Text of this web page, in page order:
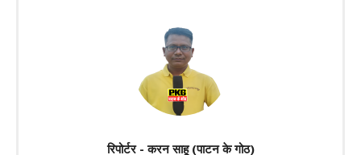
रिपोर्टर - करन साहू (पाटन के गोठ)